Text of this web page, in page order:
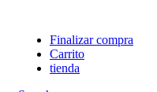
Finalizar compra
Carrito
tienda